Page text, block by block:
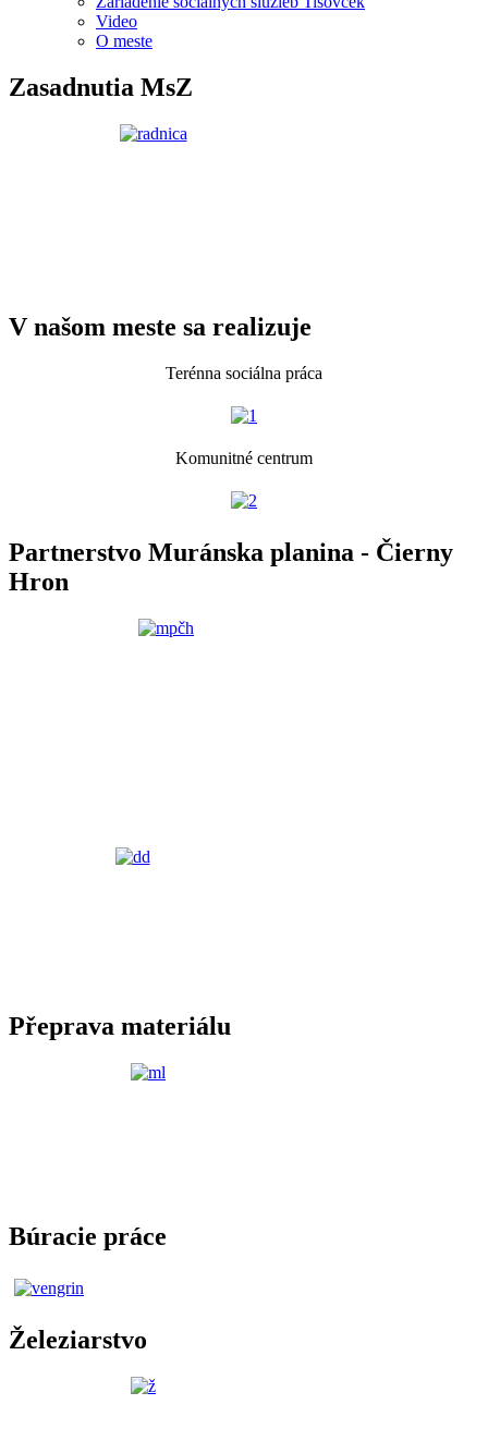
Video
O meste
Zasadnutia MsZ
V našom meste sa realizuje
Terénna sociálna práca
Komunitné centrum
Partnerstvo Muránska planina - Čierny
Hron
Přeprava materiálu
Búracie práce
Železiarstvo